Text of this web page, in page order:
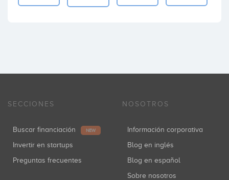
SECCIONES
Buscar financiación NEW
Invertir en startups
Preguntas frecuentes
NOSOTROS
Información corporativa
Blog en inglés
Blog en español
Sobre nosotros